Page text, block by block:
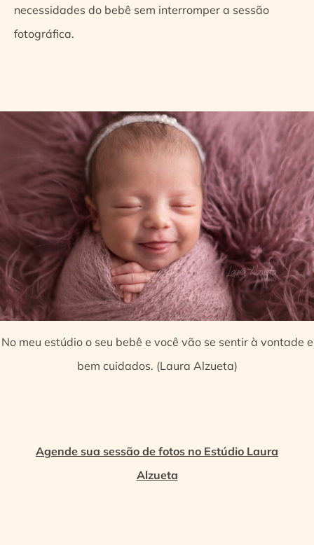
necessidades do bebê sem interromper a sessão
fotográfica.
No meu estúdio o seu bebê e você vão se sentir à vontade e
bem cuidados. (Laura Alzueta)
Agende sua sessão de fotos no Estúdio Laura
Alzueta